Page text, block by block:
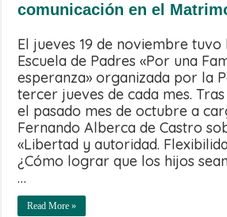
comunicación en el
El jueves 19 de noviembre
Escuela de Padres «Por una
esperanza» organizada por la
tercer jueves de cada mes.
el pasado mes de octubre a
Fernando Alberca de Castro
«Libertad y autoridad.
¿Cómo lograr que los hijos
…
Read More »